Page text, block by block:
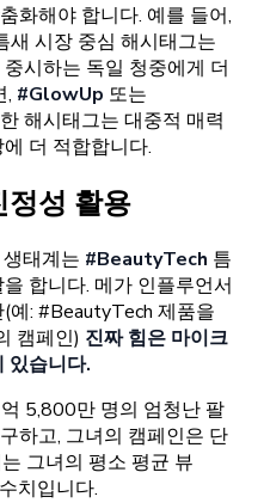
화해야 합니다. 예를 들어,
새 시장 중심 해시태그는
시하는 독일 청중에게 더
, #GlowUp 또는
해시태그는 대중적 매력
더 적합합니다.
정성 활용
태계는 #BeautyTech 틈
합니다. 메가 인플루언서
예: #BeautyTech 제품을
캠페인) 진짜 힘은 마이크
있습니다.
5,800만 명의 엄청난 팔
하고, 그녀의 캠페인은 단
그녀의 평소 평균 뷰
치입니다.